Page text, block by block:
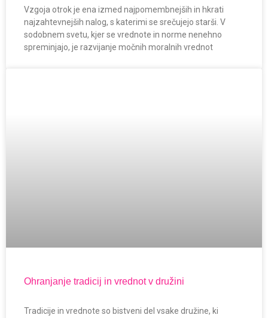
Vzgoja otrok je ena izmed najpomembnejših in hkrati
najzahtevnejših nalog, s katerimi se srečujejo starši. V
sodobnem svetu, kjer se vrednote in norme nenehno
spreminjajo, je razvijanje močnih moralnih vrednot
Ohranjanje tradicij in vrednot v družini
Tradicije in vrednote so bistveni del vsake družine, ki